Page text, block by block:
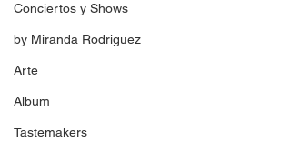
Conciertos y Shows
by Miranda Rodriguez
Arte
Album
Tastemakers